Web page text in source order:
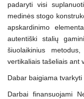
padaryti visi
medinės stogo
apskardinimo
autentiški stalių
šiuolaikinius
vertikaliais tašeliais ant
Dabar baigiama
Darbai finansuojami